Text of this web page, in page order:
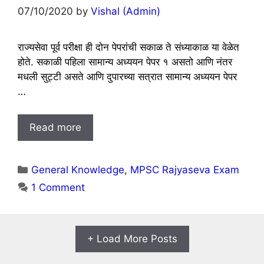
07/10/2020 by Vishal (Admin)
राज्यसेवा पूर्व परीक्षा ही दोन पेपरांची सकाळ ते संध्याकाळ या वेळेत
होते. सकाळी पहिला सामान्य अध्ययन पेपर १ असतो आणि नंतर
मधली सुट्टी असते आणि दुपारच्या सत्रात सामान्य अध्ययन पेपर
…
Read more
Categories
General Knowledge, MPSC Rajyaseva Exam
1 Comment
+ Load More Posts